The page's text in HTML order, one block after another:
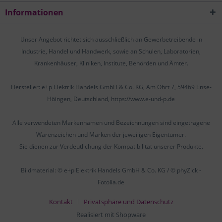
Informationen
Unser Angebot richtet sich ausschließlich an Gewerbetreibende in
Industrie, Handel und Handwerk, sowie an Schulen, Laboratorien,
Krankenhäuser, Kliniken, Institute, Behörden und Ämter.
Hersteller: e+p Elektrik Handels GmbH & Co. KG, Am Ohrt 7, 59469 Ense-
Höingen, Deutschland, https://www.e-und-p.de
Alle verwendeten Markennamen und Bezeichnungen sind eingetragene
Warenzeichen und Marken der jeweiligen Eigentümer.
Sie dienen zur Verdeutlichung der Kompatibilität unserer Produkte.
Bildmaterial: © e+p Elektrik Handels GmbH & Co. KG / © phyZick -
Fotolia.de
Kontakt
Privatsphäre und Datenschutz
Realisiert mit Shopware